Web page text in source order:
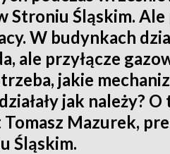
Stroniu Śląskim. Ale
W budynkach
ale przyłącze
jakie
jak należy?
Mazurek,
Śląskim.